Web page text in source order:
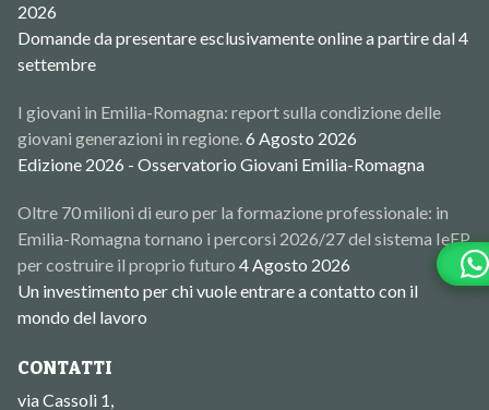
2026
Domande da presentare esclusivamente online a partire dal 4
settembre
I giovani in Emilia-Romagna: report sulla condizione delle
giovani generazioni in regione.6 Agosto 2026
Edizione 2026 - Osservatorio Giovani Emilia-Romagna
Oltre 70 milioni di euro per la formazione professionale: in
Emilia-Romagna tornano i percorsi 2026/27 del sistema IeFP
per costruire il proprio futuro 4 Agosto 2026
Un investimento per chi vuole entrare a contatto con il
mondo del lavoro
CONTATTI
via Cassoli 1,